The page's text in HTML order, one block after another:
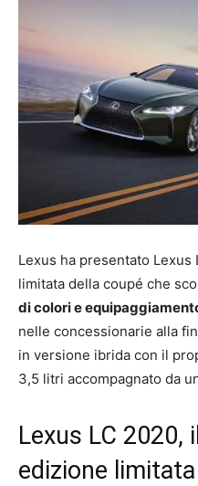
Lexus ha presentato
limitata della coupé che
di colori e
nelle concessionarie alla
in versione ibrida con il
3,5 litri accompagnato da
Lexus LC 2020,
edizione limitata